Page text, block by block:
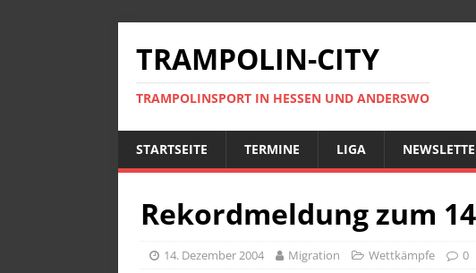
TRAMPOLIN-CITY
TRAMPOLINSPORT IN HESSEN UND ANDERSWO
STARTSEITE TERMINE LIGA
Rekordmeldung zum
14. Dezember 2004 Migration Wettkämpfe 0